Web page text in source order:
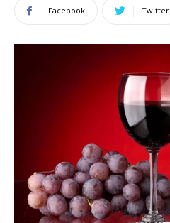
Facebook Twitter